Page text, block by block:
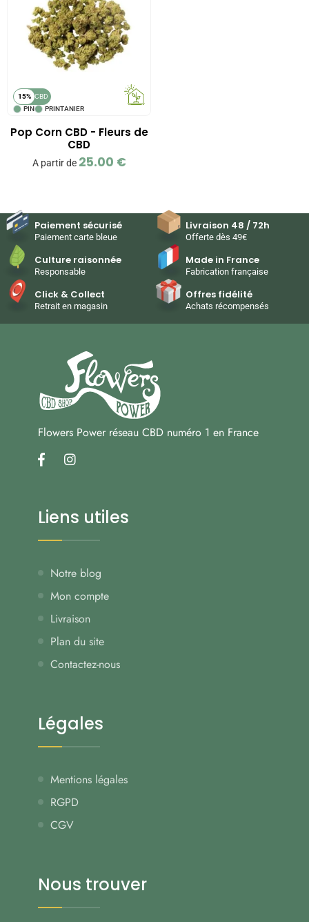
15% CBD
PIN
PRINTANIER
Pop Corn CBD - Fleurs de
CBD
A partir de 25.00 €
Paiement sécurisé
Paiement carte bleue
Livraison 48 / 72h
Offerte dès 49€
Culture raisonnée
Responsable
Made in France
Fabrication française
Click & Collect
Retrait en magasin
Offres fidélité
Achats récompensés
Flowers Power réseau CBD numéro 1 en France
facebookinstagram
Liens utiles
Notre blog
Mon compte
Livraison
Plan du site
Contactez-nous
Légales
Mentions légales
RGPD
CGV
Nous trouver